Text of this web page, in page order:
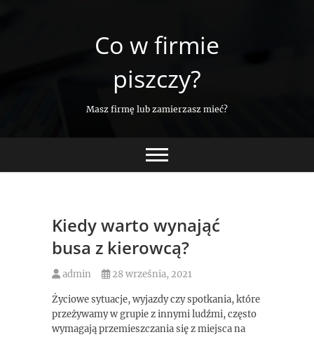
Co w firmie
piszczy?
Masz firmę lub zamierzasz mieć?
Kiedy warto wynająć
busa z kierowcą?
admin 28 września, 2021
Życiowe sytuacje, wyjazdy czy spotkania, które
przeżywamy w grupie z innymi ludźmi, często
wymagają przemieszczania się z miejsca na